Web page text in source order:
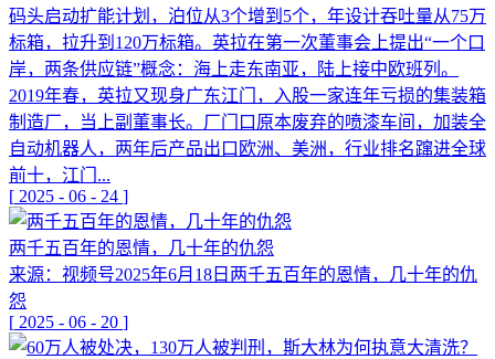
码头启动扩能计划，泊位从3个增到5个，年设计吞吐量从75万
标箱，拉升到120万标箱。英拉在第一次董事会上提出“一个口
岸，两条供应链”概念：海上走东南亚，陆上接中欧班列。
2019年春，英拉又现身广东江门，入股一家连年亏损的集装箱
制造厂，当上副董事长。厂门口原本废弃的喷漆车间，加装全
自动机器人，两年后产品出口欧洲、美洲，行业排名蹿进全球
前十，江门...
[ 2025 - 06 - 24 ]
两千五百年的恩情，几十年的仇怨
来源：视频号2025年6月18日两千五百年的恩情，几十年的仇
怨
[ 2025 - 06 - 20 ]